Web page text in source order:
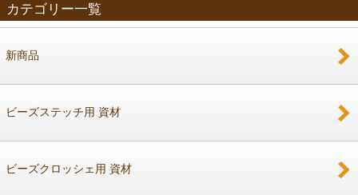
カテゴリー一覧
新商品
ビーズステッチ用 資材
ビーズクロッシェ用 資材